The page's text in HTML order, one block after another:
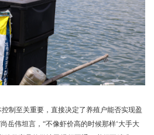
制至关重要，直接决定了养殖户能否实现盈
岳伟坦言，“不像虾价高的时候那样‘大手大